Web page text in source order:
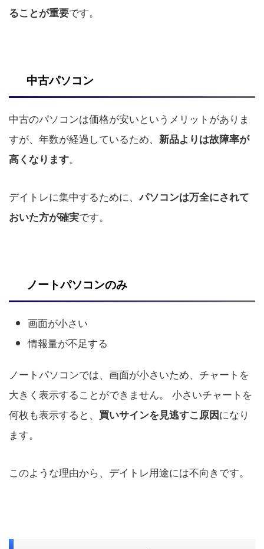
ることが重要です。
中古パソコン
中古のパソコンは価格が安いというメリットがありま
すが、年数が経過しているため、 新品よりは故障率が
高くなります。
デイトレに集中するために、パソコンは万全にされて
おいた方が確実です。
ノートパソコンのみ
画面が小さい
情報量が不足する
ノートパソコンでは、画面が小さいため、チャートを
大きく表示することができません。 小さいチャートを
何枚も表示すると、 買いサインを見逃すこ原因になり
ます。
このような理由から、デイトレ用途には不向きです。